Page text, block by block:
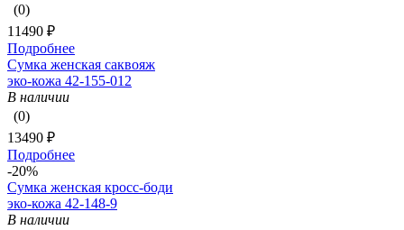
(0)
11490 ₽
Подробнее
Сумка женская саквояж
эко-кожа 42-155-012
В наличии
(0)
13490 ₽
Подробнее
-20%
Сумка женская кросс-боди
эко-кожа 42-148-9
В наличии